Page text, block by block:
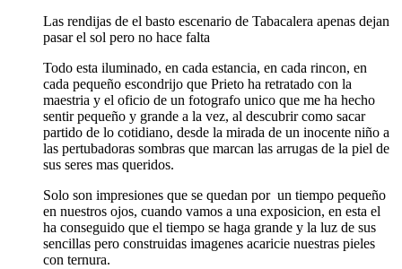
Las rendijas de el basto escenario de Tabacalera apenas dejan
pasar el sol pero no hace falta
Todo esta iluminado, en cada estancia, en cada rincon, en
cada pequeño escondrijo que Prieto ha retratado con la
maestria y el oficio de un fotografo unico que me ha hecho
sentir pequeño y grande a la vez, al descubrir como sacar
partido de lo cotidiano, desde la mirada de un inocente niño a
las pertubadoras sombras que marcan las arrugas de la piel de
sus seres mas queridos.
Solo son impresiones que se quedan por un tiempo pequeño
en nuestros ojos, cuando vamos a una exposicion, en esta el
ha conseguido que el tiempo se haga grande y la luz de sus
sencillas pero construidas imagenes acaricie nuestras pieles
con ternura.